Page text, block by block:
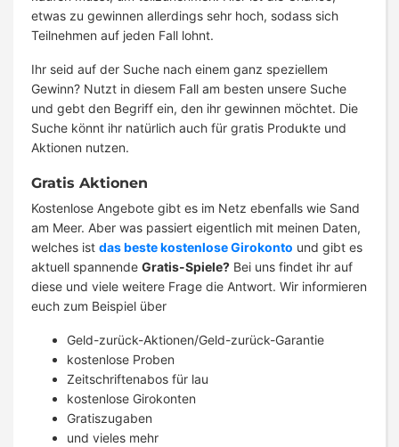
etwas zu gewinnen allerdings sehr hoch, sodass sich
Teilnehmen auf jeden Fall lohnt.
Ihr seid auf der Suche nach einem ganz speziellem
Gewinn? Nutzt in diesem Fall am besten unsere Suche
und gebt den Begriff ein, den ihr gewinnen möchtet. Die
Suche könnt ihr natürlich auch für gratis Produkte und
Aktionen nutzen.
Gratis Aktionen
Kostenlose Angebote gibt es im Netz ebenfalls wie Sand
am Meer. Aber was passiert eigentlich mit meinen Daten,
welches ist das beste kostenlose Girokonto und gibt es
aktuell spannende Gratis-Spiele? Bei uns findet ihr auf
diese und viele weitere Frage die Antwort. Wir informieren
euch zum Beispiel über
Geld-zurück-Aktionen/Geld-zurück-Garantie
kostenlose Proben
Zeitschriftenabos für lau
kostenlose Girokonten
Gratiszugaben
und vieles mehr